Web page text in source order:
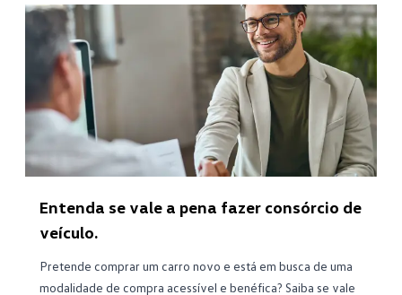
Entenda se vale a pena fazer consórcio de
veículo.
Pretende comprar um carro novo e está em busca de uma
modalidade de compra acessível e benéfica? Saiba se vale